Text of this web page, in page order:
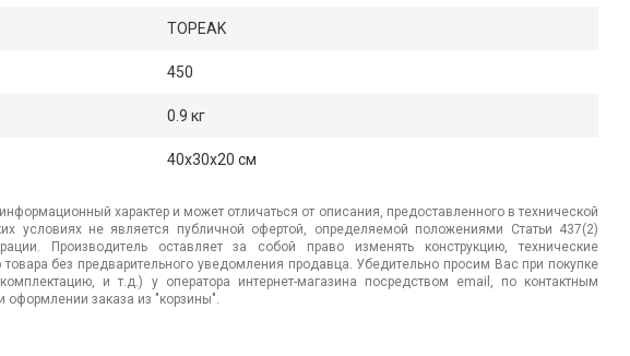
TOPEAK
450
0.9 кг
40x30x20 см
характер и может отличаться от описания, предоставленного в технической
условиях не является публичной офертой, определяемой положениями Статьи 437(2)
Производитель оставляет за собой право изменять конструкцию, технические
без предварительного уведомления продавца. Убедительно просим Вас при покупке
и т.д.) у оператора интернет-магазина посредством email, по контактным
заказа из "корзины".